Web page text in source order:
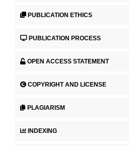
PUBLICATION ETHICS
PUBLICATION PROCESS
OPEN ACCESS STATEMENT
COPYRIGHT AND LICENSE
PLAGIARISM
INDEXING